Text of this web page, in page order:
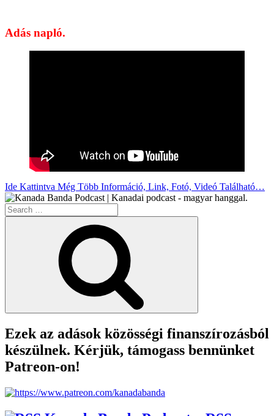
Adás napló.
Ide Kattintva Még Több Információ, Link, Fotó, Videó Található…
Search
for:
Ezek az adások közösségi finanszírozásból
készülnek. Kérjük, támogass bennünket
Patreon-on!